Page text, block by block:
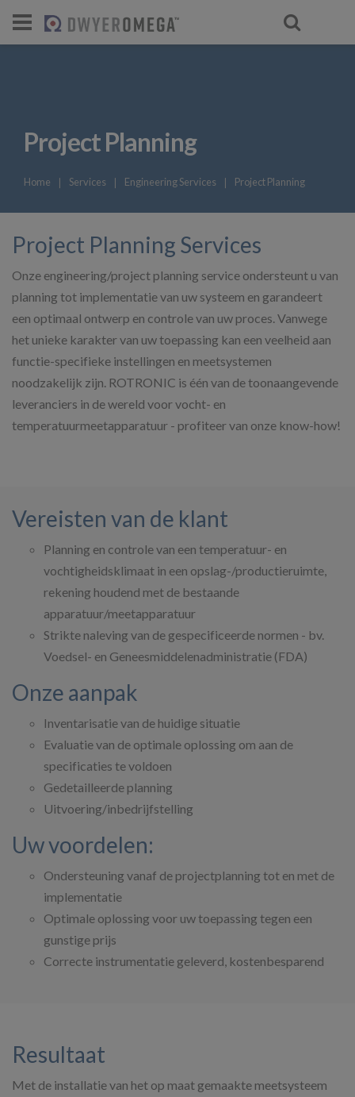
Project Planning
Home ❘ Services ❘ Engineering Services ❘ Project Planning
Project Planning Services
Onze engineering/project planning service ondersteunt u van
planning tot implementatie van uw systeem en garandeert
een optimaal ontwerp en controle van uw proces. Vanwege
het unieke karakter van uw toepassing kan een veelheid aan
functie-specifieke instellingen en meetsystemen
noodzakelijk zijn. ROTRONIC is één van de toonaangevende
leveranciers in de wereld voor vocht- en
temperatuurmeetapparatuur - profiteer van onze know-how!
Vereisten van de klant
Planning en controle van een temperatuur- en
vochtigheidsklimaat in een opslag-/productieruimte,
rekening houdend met de bestaande
apparatuur/meetapparatuur
Strikte naleving van de gespecificeerde normen - bv.
Voedsel- en Geneesmiddelenadministratie (FDA)
Onze aanpak
Inventarisatie van de huidige situatie
Evaluatie van de optimale oplossing om aan de
specificaties te voldoen
Gedetailleerde planning
Uitvoering/inbedrijfstelling
Uw voordelen:
Ondersteuning vanaf de projectplanning tot en met de
implementatie
Optimale oplossing voor uw toepassing tegen een
gunstige prijs
Correcte instrumentatie geleverd, kostenbesparend
Resultaat
Met de installatie van het op maat gemaakte meetsysteem